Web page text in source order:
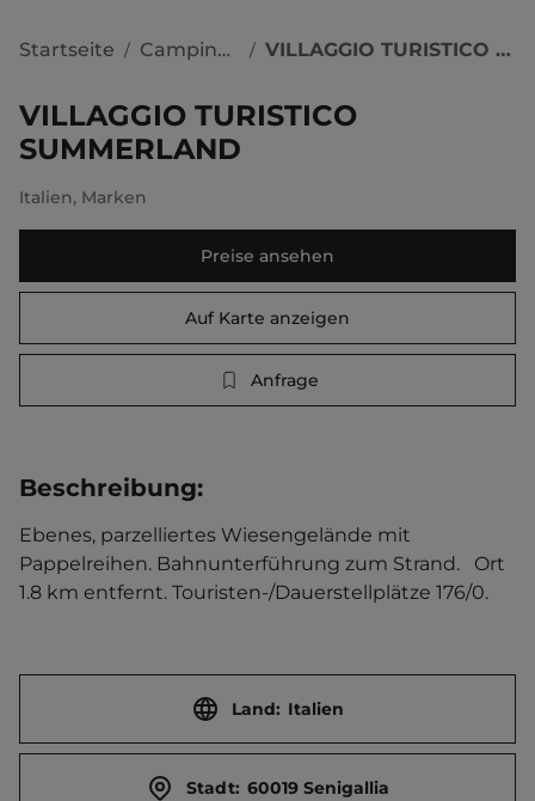
Startseite / Campingplätze / VILLAGGIO TURISTICO SUMMERLAND
VILLAGGIO TURISTICO
SUMMERLAND
Italien, Marken
Preise ansehen
Auf Karte anzeigen
Anfrage
Beschreibung:
Ebenes, parzelliertes Wiesengelände mit
Pappelreihen. Bahnunterführung zum Strand.   Ort
1.8 km entfernt. Touristen-/Dauerstellplätze 176/0.
Land: Italien
Stadt: 60019 Senigallia